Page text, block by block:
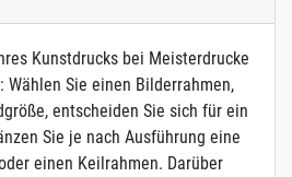
Kunstdrucks bei Meisterdrucke
Sie einen Bilderrahmen,
entscheiden Sie sich für ein
Sie je nach Ausführung eine
einen Keilrahmen. Darüber